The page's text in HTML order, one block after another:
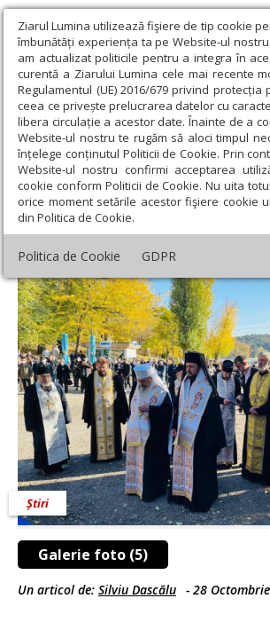
Ziarul Lumina utilizează fişiere de tip cookie
îmbunătăți experiența ta pe Website-ul
am actualizat politicile pentru a integra în
curentă a Ziarului Lumina cele mai recente
Regulamentul (UE) 2016/679 privind
ceea ce privește prelucrarea datelor cu
libera circulație a acestor date. Înainte de a
Website-ul nostru te rugăm să aloci timpul
înțelege conținutul Politicii de Cookie. Prin
Website-ul nostru confirmi acceptarea
cookie conform Politicii de Cookie. Nu uita
orice moment setările acestor fişiere cookie
din Politica de Cookie.
Politica de Cookie GDPR
Ziarul Lumina › Actualitate religioasă › Știri ›
dedicate eroilor români în Republica Moldova
Evenimente dedicate eroilor
Republica Moldova
Galerie foto (5)
Știri
Un articol de: Silviu Dascălu - 28